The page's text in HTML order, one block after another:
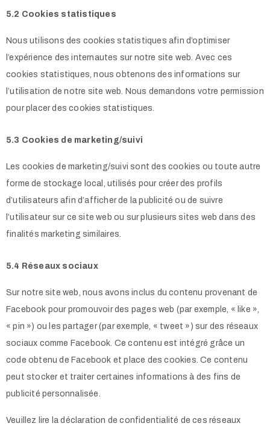
5.2 Cookies statistiques
Nous utilisons des cookies statistiques afin d’optimiser
l’expérience des internautes sur notre site web. Avec ces
cookies statistiques, nous obtenons des informations sur
l’utilisation de notre site web. Nous demandons votre permission
pour placer des cookies statistiques.
5.3 Cookies de marketing/suivi
Les cookies de marketing/suivi sont des cookies ou toute autre
forme de stockage local, utilisés pour créer des profils
d’utilisateurs afin d’afficher de la publicité ou de suivre
l’utilisateur sur ce site web ou sur plusieurs sites web dans des
finalités marketing similaires.
5.4 Réseaux sociaux
Sur notre site web, nous avons inclus du contenu provenant de
Facebook pour promouvoir des pages web (par exemple, « like »,
« pin ») ou les partager (par exemple, « tweet ») sur des réseaux
sociaux comme Facebook. Ce contenu est intégré grâce un
code obtenu de Facebook et place des cookies. Ce contenu
peut stocker et traiter certaines informations à des fins de
publicité personnalisée.
Veuillez lire la déclaration de confidentialité de ces réseaux